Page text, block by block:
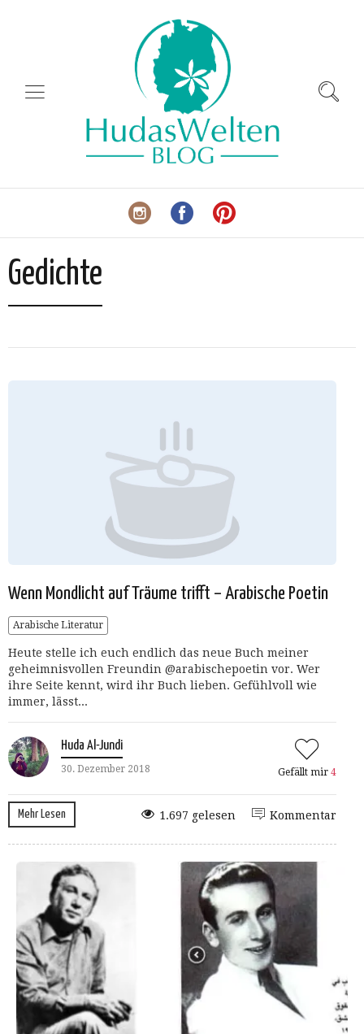
Gedichte
Wenn Mondlicht auf Träume trifft – Arabische Poetin
Arabische Literatur
Heute stelle ich euch endlich das neue Buch meiner
geheimnisvollen Freundin @arabischepoetin vor. Wer
ihre Seite kennt, wird ihr Buch lieben. Gefühlvoll wie
immer, lässt...
Huda Al-Jundi
30. Dezember 2018 Gefällt mir 4
Mehr Lesen Kommentar
1.697 gelesen